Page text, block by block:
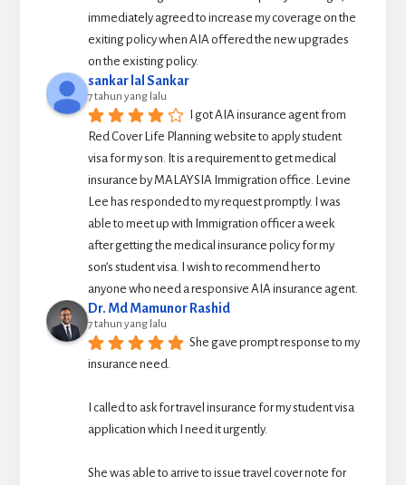
immediately agreed to increase my coverage on the
exiting policy when AIA offered the new upgrades
on the existing policy.
sankar lal Sankar
7 tahun yang lalu
I got AIA insurance agent from
Red Cover Life Planning website to apply student
visa for my son. It is a requirement to get medical
insurance by MALAYSIA Immigration office. Levine
Lee has responded to my request promptly. I was
able to meet up with Immigration officer a week
after getting the medical insurance policy for my
son’s student visa. I wish to recommend her to
anyone who need a responsive AIA insurance agent.
Dr. Md Mamunor Rashid
7 tahun yang lalu
She gave prompt response to my
insurance need.
I called to ask for travel insurance for my student visa
application which I need it urgently.
She was able to arrive to issue travel cover note for